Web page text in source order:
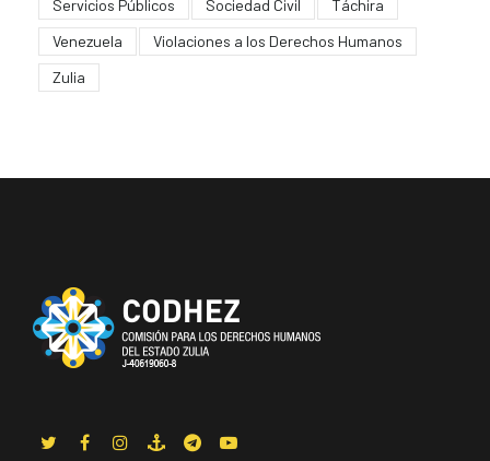
Servicios Públicos
Sociedad Civil
Táchira
Venezuela
Violaciones a los Derechos Humanos
Zulia